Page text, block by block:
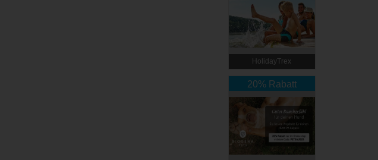
HolidayTrex
20% Rabatt